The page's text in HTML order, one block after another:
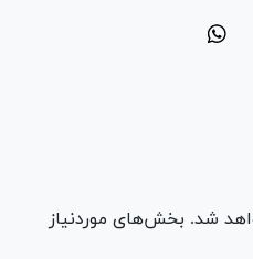
شد. بخش‌های موردنیاز